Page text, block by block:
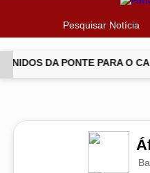
Pesquisar Notícia
DA PONTE PARA O